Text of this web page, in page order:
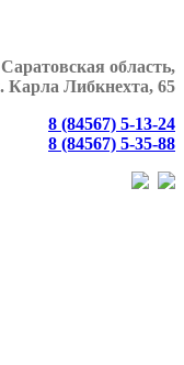
область,
Карла Либкнехта, 65
8 (84567) 5-13-24
8 (84567) 5-35-88